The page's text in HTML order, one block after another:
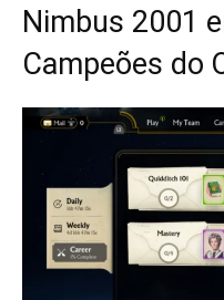
Nimbus 2001
Campeões do